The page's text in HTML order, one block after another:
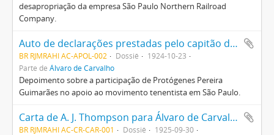
desapropriação da empresa São Paulo Northern Railroad
Company.
Auto de declarações prestadas pelo capitão de mar e guerra Protógenes Pereira Guimarães
BR RJMRAHI AC-APOL-002 Dossiê
1924-10-23
Parte de Álvaro de Carvalho
Depoimento sobre a participação de Protógenes Pereira
Guimarães no apoio ao movimento tenentista em São Paulo.
Carta de A. J. Thompson para Álvaro de Carvalho
BR RJMRAHI AC-CR-CAR-001 Dossiê
1925-09-30